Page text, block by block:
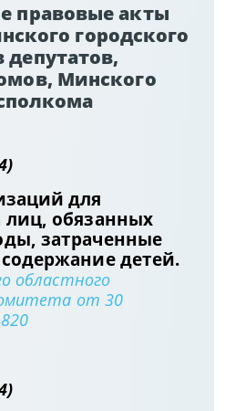
правовые акты
городского
депутатов,
Минского
для
лиц, обязанных
затраченные
детей.
областного
от 30